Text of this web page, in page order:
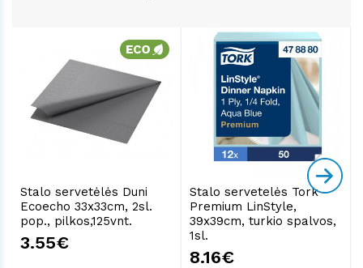
Stalo servetėlės Duni
Ecoecho 33x33cm, 2sl.
pop., pilkos,125vnt.
3.55€
Stalo servetelės Tork
Premium LinStyle,
39x39cm, turkio spalvos,
1sl.
8.16€